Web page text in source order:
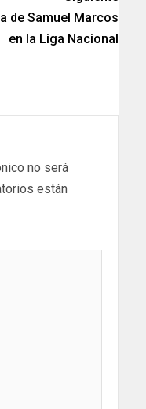
de Samuel Marcos
en la Liga Nacional
no será
están